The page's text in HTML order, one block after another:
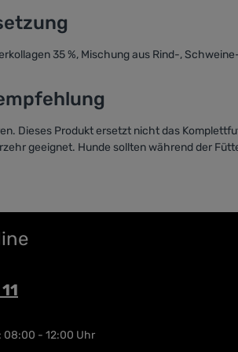
35 %, Mischung aus Rind-,
Dieses Produkt ersetzt nicht das
geeignet. Hunde sollten während der
08:00 - 12:00 Uhr